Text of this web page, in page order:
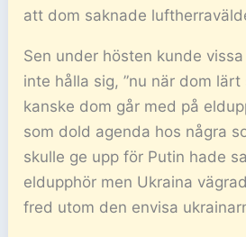
att dom saknade
Sen under hösten kunde
inte hålla sig, ”nu när dom
kanske dom går med på
som dold agenda hos några
skulle ge upp för Putin hade
eldupphör men Ukraina
fred utom den envisa